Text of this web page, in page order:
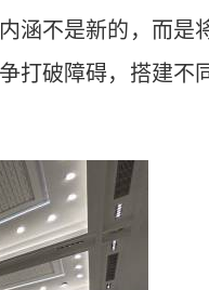
不是新的，而是
破障碍，搭建不